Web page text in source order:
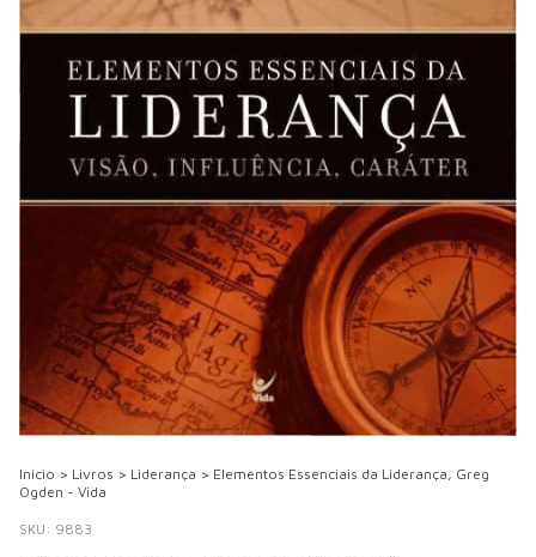
Início > Livros > Liderança > Elementos Essenciais da Liderança, Greg
Ogden - Vida
SKU: 9883